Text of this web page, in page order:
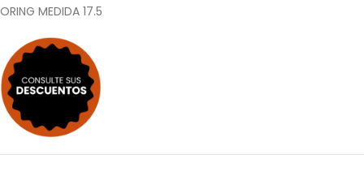
ORING MEDIDA 17.5